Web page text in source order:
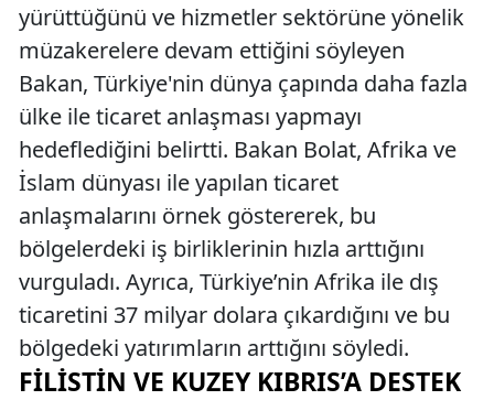
yürüttüğünü ve hizmetler sektörüne yönelik
müzakerelere devam ettiğini söyleyen
Bakan, Türkiye'nin dünya çapında daha fazla
ülke ile ticaret anlaşması yapmayı
hedeflediğini belirtti. Bakan Bolat, Afrika ve
İslam dünyası ile yapılan ticaret
anlaşmalarını örnek göstererek, bu
bölgelerdeki iş birliklerinin hızla arttığını
vurguladı. Ayrıca, Türkiye’nin Afrika ile dış
ticaretini 37 milyar dolara çıkardığını ve bu
bölgedeki yatırımların arttığını söyledi.
FILISTIN VE KUZEY KIBRIS’A DESTEK